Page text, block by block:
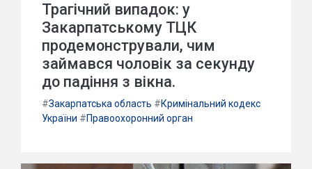
Трагічний випадок: у
Закарпатському ТЦК
продемонстрували, чим
займався чоловік за секунду
до падіння з вікна.
#Закарпатська область #Кримінальний кодекс
України #Правоохоронний орган